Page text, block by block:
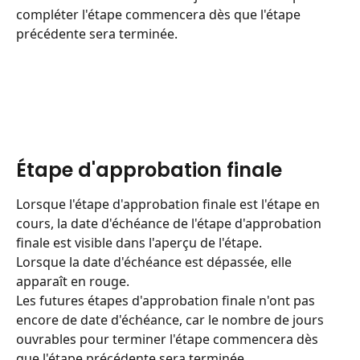
compléter l'étape commencera dès que l'étape
précédente sera terminée.
Étape d'approbation finale
Lorsque l'étape d'approbation finale est l'étape en
cours, la date d'échéance de l'étape d'approbation
finale est visible dans l'aperçu de l'étape.
Lorsque la date d'échéance est dépassée, elle
apparaît en rouge.
Les futures étapes d'approbation finale n'ont pas
encore de date d'échéance, car le nombre de jours
ouvrables pour terminer l'étape commencera dès